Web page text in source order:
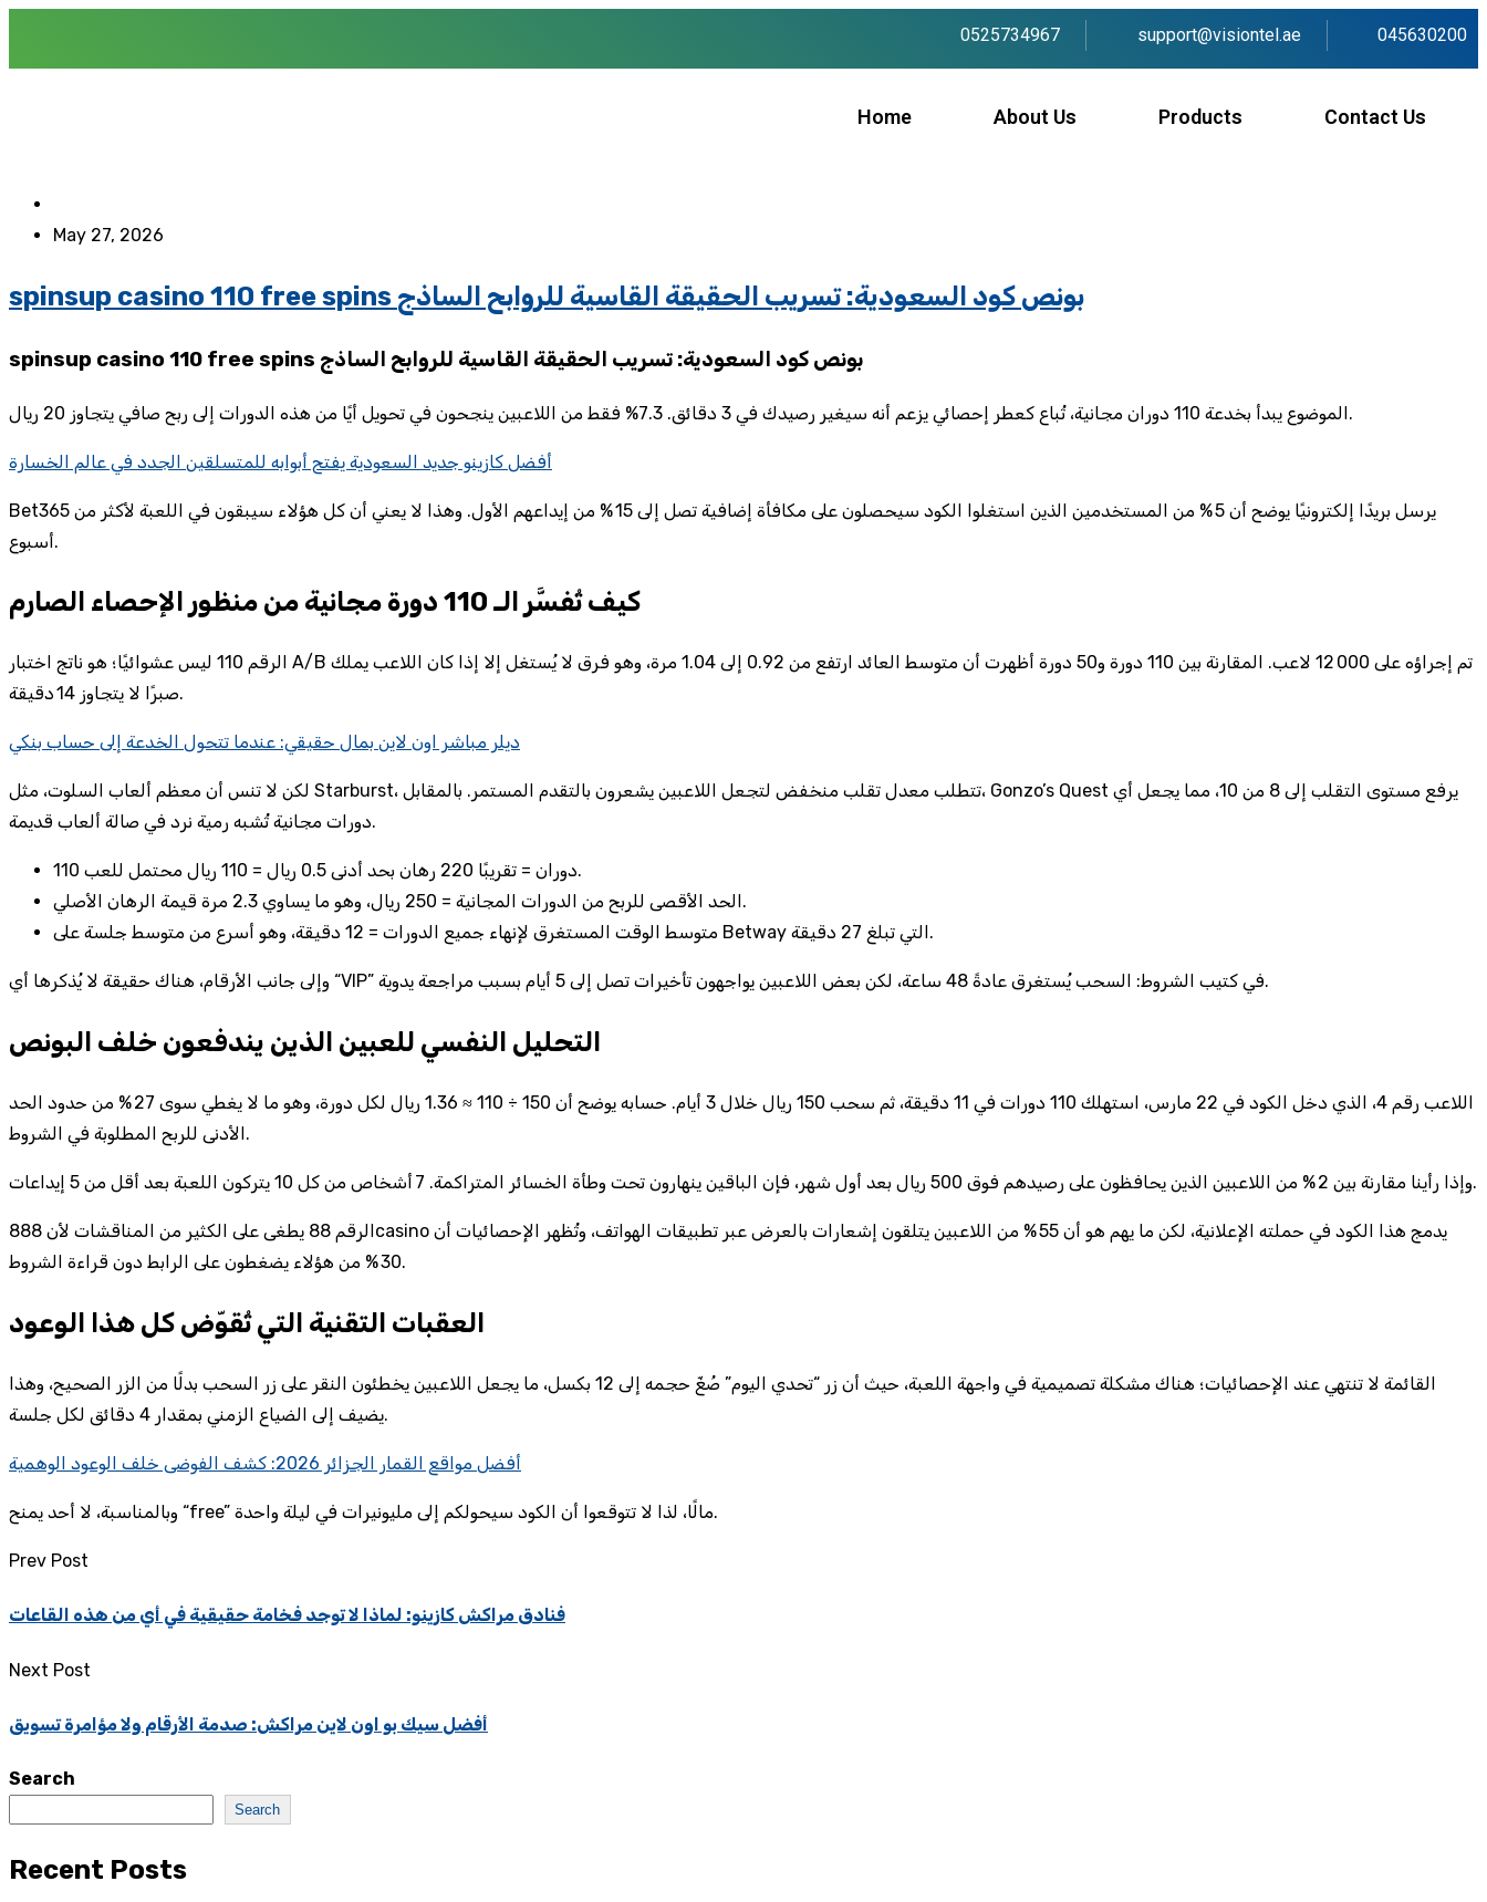
0525734967 support@visiontel.ae 045630200
Home About Us Products Contact Us
May 27, 2026
spinsup casino 110 free spins بونص كود السعودية: تسريب الحقيقة القاسية للروابح الساذج
spinsup casino 110 free spins بونص كود السعودية: تسريب الحقيقة القاسية للروابح الساذج
الموضوع يبدأ بخدعة 110 دوران مجانية، تُباع كعطر إحصائي يزعم أنه سيغير رصيدك في 3 دقائق. 7.3% فقط من اللاعبين ينجحون في تحويل أيًا من هذه الدورات إلى ربح صافي يتجاوز 20 ريال.
أفضل كازينو جديد السعودية يفتح أبوابه للمتسلقين الجدد في عالم الخسارة
Bet365 يرسل بريدًا إلكترونيًا يوضح أن 5 % من المستخدمين الذين استغلوا الكود سيحصلون على مكافأة إضافية تصل إلى 15 % من إيداعهم الأول. وهذا لا يعني أن كل هؤلاء سيبقون في اللعبة لأكثر من
أسبوع.
كيف تُفسَّر الـ 110 دورة مجانية من منظور الإحصاء الصارم
الرقم 110 ليس عشوائيًا؛ هو ناتج اختبار A/B تم إجراؤه على 12 000 لاعب. المقارنة بين 110 دورة و50 دورة أظهرت أن متوسط العائد ارتفع من 0.92 إلى 1.04 مرة، وهو فرق لا يُستغل إلا إذا كان اللاعب يملك
صبرًا لا يتجاوز 14 دقيقة.
ديلر مباشر اون لاين بمال حقيقي: عندما تتحول الخدعة إلى حساب بنكي
لكن لا تنس أن معظم ألعاب السلوت، مثل Starburst، تتطلب معدل تقلب منخفض لتجعل اللاعبين يشعرون بالتقدم المستمر. بالمقابل، Gonzo’s Quest يرفع مستوى التقلب إلى 8 من 10، مما يجعل أي
دورات مجانية تُشبه رمية نرد في صالة ألعاب قديمة.
110 دوران = تقريبًا 220 رهان بحد أدنى 0.5 ريال = 110 ريال محتمل للعب.
الحد الأقصى للربح من الدورات المجانية = 250 ريال، وهو ما يساوي 2.3 مرة قيمة الرهان الأصلي.
متوسط الوقت المستغرق لإنهاء جميع الدورات = 12 دقيقة، وهو أسرع من متوسط جلسة على Betway التي تبلغ 27 دقيقة.
وإلى جانب الأرقام، هناك حقيقة لا يُذكرها أي “VIP” في كتيب الشروط: السحب يُستغرق عادةً 48 ساعة، لكن بعض اللاعبين يواجهون تأخيرات تصل إلى 5 أيام بسبب مراجعة يدوية.
التحليل النفسي للعبين الذين يندفعون خلف البونص
اللاعب رقم 4، الذي دخل الكود في 22 مارس، استهلك 110 دورات في 11 دقيقة، ثم سحب 150 ريال خلال 3 أيام. حسابه يوضح أن 150 ÷ 110 ≈ 1.36 ريال لكل دورة، وهو ما لا يغطي سوى 27 % من حدود الحد
الأدنى للربح المطلوبة في الشروط.
وإذا رأينا مقارنة بين 2 % من اللاعبين الذين يحافظون على رصيدهم فوق 500 ريال بعد أول شهر، فإن الباقين ينهارون تحت وطأة الخسائر المتراكمة. 7 أشخاص من كل 10 يتركون اللعبة بعد أقل من 5 إيداعات.
الرقم 88 يطغى على الكثير من المناقشات لأن 888casino يدمج هذا الكود في حملته الإعلانية، لكن ما يهم هو أن 55 % من اللاعبين يتلقون إشعارات بالعرض عبر تطبيقات الهواتف، وتُظهر الإحصائيات أن
30 % من هؤلاء يضغطون على الرابط دون قراءة الشروط.
العقبات التقنية التي تُقوّض كل هذا الوعود
القائمة لا تنتهي عند الإحصائيات؛ هناك مشكلة تصميمية في واجهة اللعبة، حيث أن زر “تحدي اليوم” صُغّ حجمه إلى 12 بكسل، ما يجعل اللاعبين يخطئون النقر على زر السحب بدلًا من الزر الصحيح، وهذا
يضيف إلى الضياع الزمني بمقدار 4 دقائق لكل جلسة.
أفضل مواقع القمار الجزائر 2026: كشف الفوضى خلف الوعود الوهمية
وبالمناسبة، لا أحد يمنح “free” مالًا، لذا لا تتوقعوا أن الكود سيحولكم إلى مليونيرات في ليلة واحدة.
Prev Post
فنادق مراكش كازينو: لماذا لا توجد فخامة حقيقية في أي من هذه القاعات
Next Post
أفضل سيك بو اون لاين مراكش: صدمة الأرقام ولا مؤامرة تسويق
Search
Search
Recent Posts